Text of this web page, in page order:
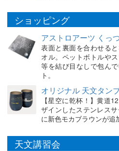
ショッピング
アストロアーツ くっ
表面と裏面を合わせる
オル。ペットボトルや
等を結び目なしで包ん
ト。
オリジナル 天文タン
【星空に乾杯！】黄道
ザインしたステンレス
に新色モカブラウンが追
天文講習会